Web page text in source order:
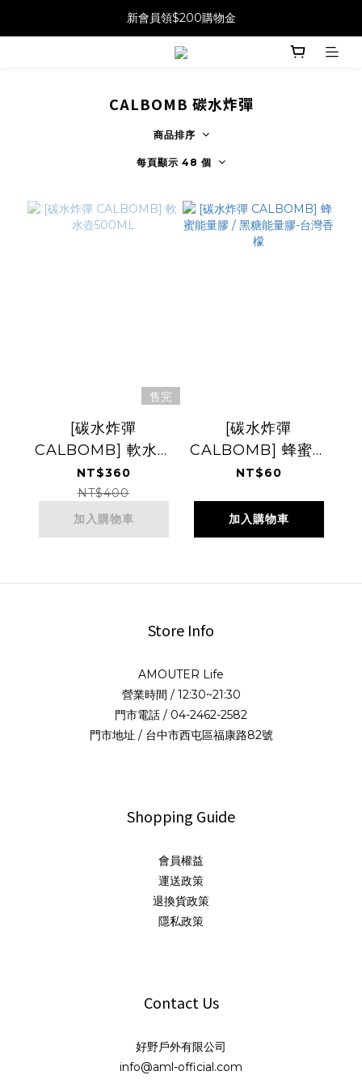
新會員領$200購物金
CALBOMB 碳水炸彈
商品排序
每頁顯示 48 個
售完
[碳水炸彈
CALBOMB] 軟水壺
500ML
NT$360
NT$400
加入購物車
[碳水炸彈
CALBOMB] 蜂蜜能
量膠 / 黑糖能量膠-
NT$60
加入購物車
Store Info
AMOUTER Life
營業時間 / 12:30~21:30
門市電話 / 04-2462-2582
門市地址 / 台中市西屯區福康路82號
Shopping Guide
會員權益
運送政策
退換貨政策
隱私政策
Contact Us
好野戶外有限公司
info@aml-official.com